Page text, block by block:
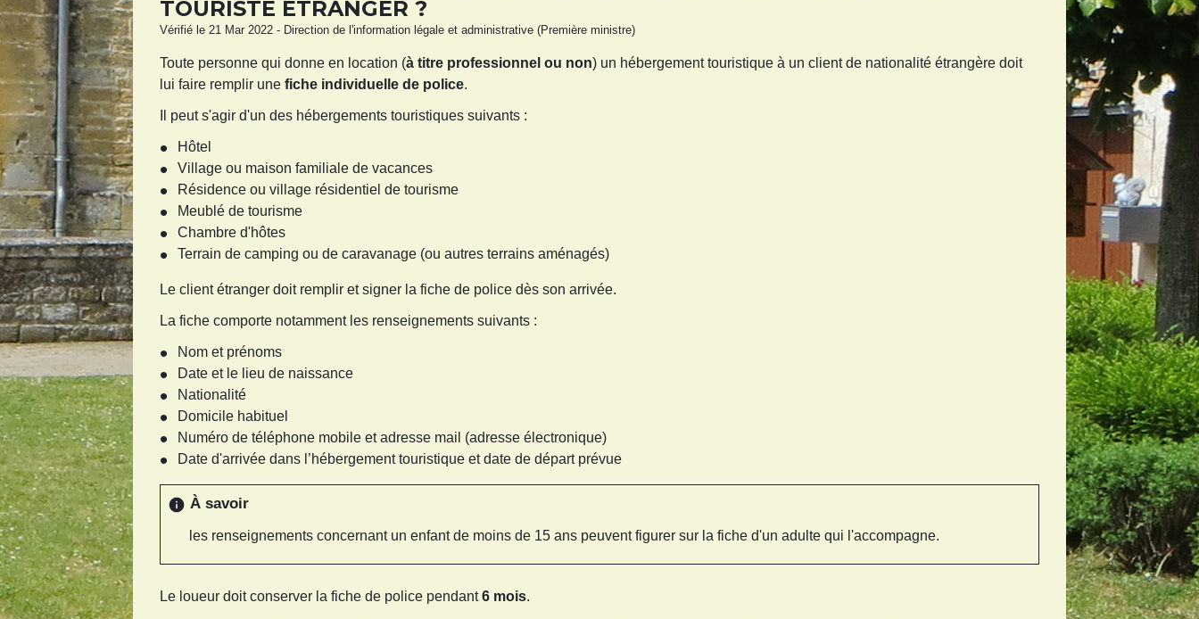
TOURISTE ÉTRANGER ?
Vérifié le 21 Mar 2022 - Direction de l'information légale et administrative (Première ministre)
Toute personne qui donne en location (à titre professionnel ou non) un hébergement touristique à un client de nationalité étrangère doit
lui faire remplir unefiche individuelle de police.
Il peut s'agir d'un des hébergements touristiques suivants :
Hôtel
Village ou maison familiale de vacances
Résidence ou village résidentiel de tourisme
Meublé de tourisme
Chambre d'hôtes
Terrain de camping ou de caravanage (ou autres terrains aménagés)
Le client étranger doit remplir et signer la fiche de police dès son arrivée.
La fiche comporte notamment les renseignements suivants :
Nom et prénoms
Date et le lieu de naissance
Nationalité
Domicile habituel
Numéro de téléphone mobile et adresse mail (adresse électronique)
Date d'arrivée dans l’hébergement touristique et date de départ prévue
info À savoir
les renseignements concernant un enfant de moins de 15 ans peuvent figurer sur la fiche d'un adulte qui l'accompagne.
Le loueur doit conserver la fiche de police pendant6 mois.